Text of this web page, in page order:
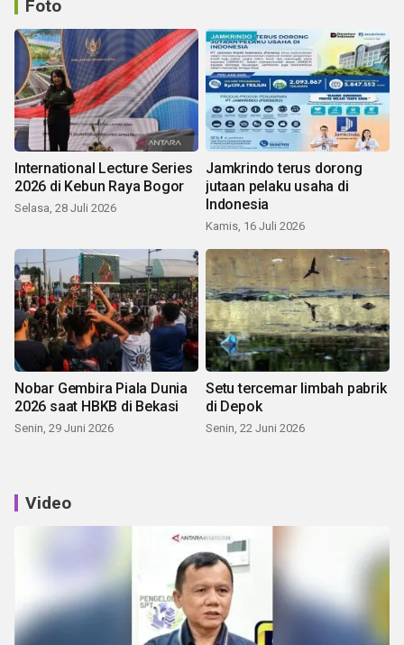
Foto
International Lecture Series
2026 di Kebun Raya Bogor
Selasa, 28 Juli 2026
Jamkrindo terus dorong
jutaan pelaku usaha di
Indonesia
Kamis, 16 Juli 2026
Nobar Gembira Piala Dunia
2026 saat HBKB di Bekasi
Senin, 29 Juni 2026
Setu tercemar limbah pabrik
di Depok
Senin, 22 Juni 2026
Video